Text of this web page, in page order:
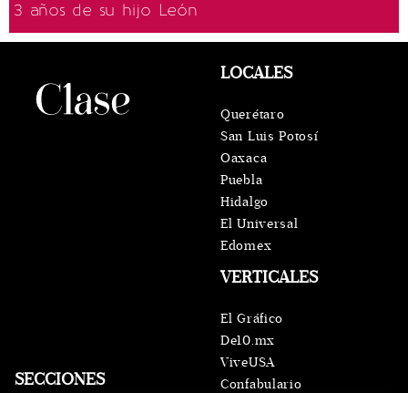
3 años de su hijo León
SECCIONES
VERTICALES
El Gráfico
De10.mx
ViveUSA
Confabulario
LOCALES
Querétaro
San Luis Potosí
Oaxaca
Puebla
Hidalgo
El Universal
Edomex